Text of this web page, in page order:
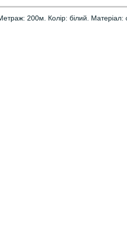
200м. Колір: білий. Матеріал: